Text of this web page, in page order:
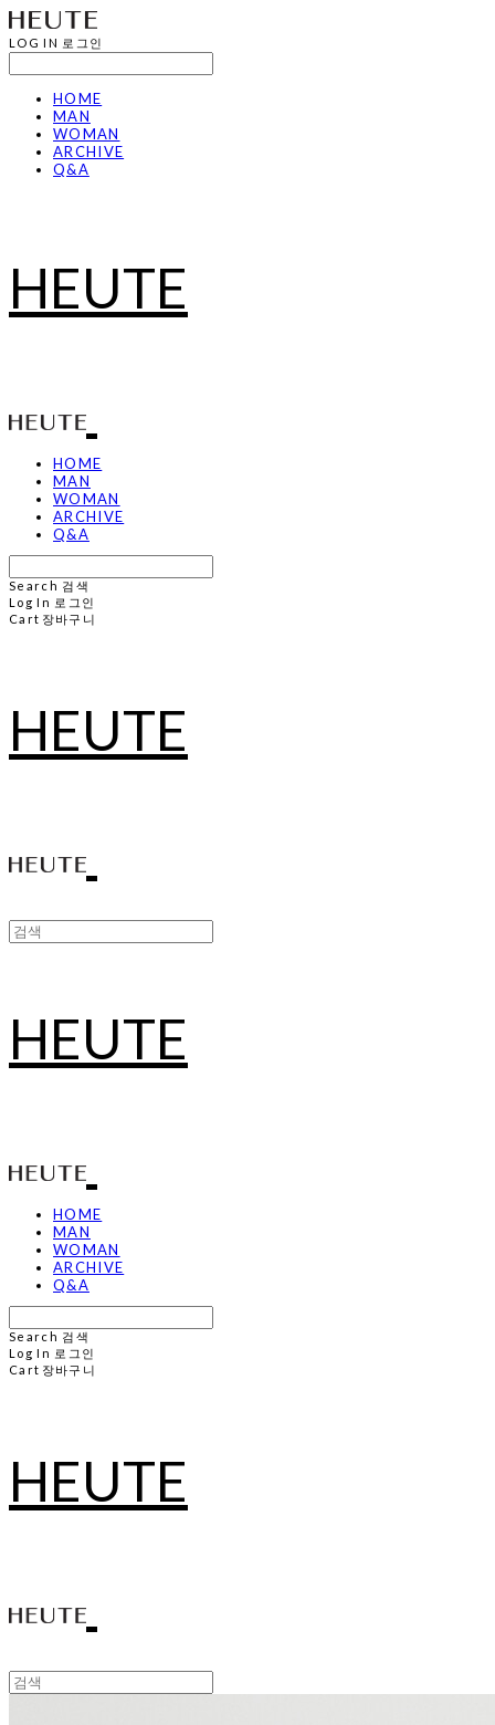
LOG IN 로그인
HOME
MAN
WOMAN
ARCHIVE
Q&A
HEUTE
HOME
MAN
WOMAN
ARCHIVE
Q&A
Search 검색
Log In 로그인
Cart 장바구니
HEUTE
HEUTE
HOME
MAN
WOMAN
ARCHIVE
Q&A
Search 검색
Log In 로그인
Cart 장바구니
HEUTE